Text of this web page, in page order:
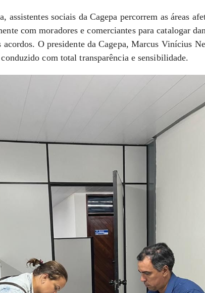
assistentes sociais da Cagepa percorrem as áreas
com moradores e comerciantes para catalogar
O presidente da Cagepa, Marcus Vinícius
com total transparência e sensibilidade.